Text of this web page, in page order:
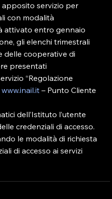
apposito servizio per
con modalità
attivato entro gennaio
gli elenchi trimestrali
delle cooperative di
presentati
“Regolazione
www.inail.it – Punto Cliente
dell’Istituto l’utente
credenziali di accesso.
le modalità di richiesta
di accesso ai servizi